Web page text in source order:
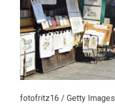
fotofritz16 / Getty Images